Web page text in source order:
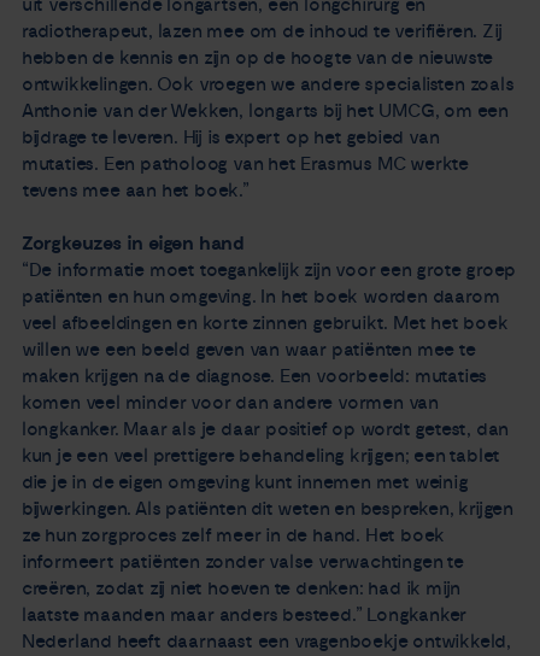
uit verschillende longartsen, een longchirurg en
radiotherapeut, lazen mee om de inhoud te verifiëren. Zij
hebben de kennis en zijn op de hoogte van de nieuwste
ontwikkelingen. Ook vroegen we andere specialisten zoals
Anthonie van der Wekken, longarts bij het UMCG, om een
bijdrage te leveren. Hij is expert op het gebied van
mutaties. Een patholoog van het Erasmus MC werkte
tevens mee aan het boek.”
Zorgkeuzes in eigen hand
“De informatie moet toegankelijk zijn voor een grote groep
patiënten en hun omgeving. In het boek worden daarom
veel afbeeldingen en korte zinnen gebruikt. Met het boek
willen we een beeld geven van waar patiënten mee te
maken krijgen na de diagnose. Een voorbeeld: mutaties
komen veel minder voor dan andere vormen van
longkanker. Maar als je daar positief op wordt getest, dan
kun je een veel prettigere behandeling krijgen; een tablet
die je in de eigen omgeving kunt innemen met weinig
bijwerkingen. Als patiënten dit weten en bespreken, krijgen
ze hun zorgproces zelf meer in de hand. Het boek
informeert patiënten zonder valse verwachtingen te
creëren, zodat zij niet hoeven te denken: had ik mijn
laatste maanden maar anders besteed.” Longkanker
Nederland heeft daarnaast een vragenboekje ontwikkeld,